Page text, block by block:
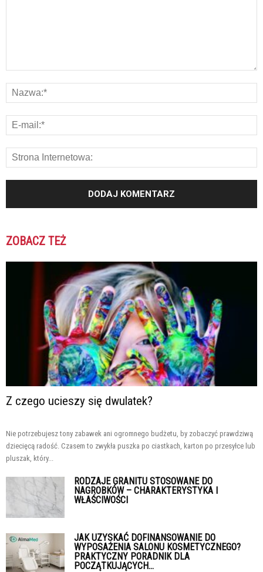
ZOBACZ TEŻ
Z czego ucieszy się dwulatek?
Nie potrzebujesz tony zabawek ani ogromnego budżetu, by zobaczyć prawdziwą
dziecięcą radość. Czasem to zwykła puszka po ciastkach, karton po przesyłce lub
pluszak, który...
RODZAJE GRANITU STOSOWANE DO
NAGROBKÓW – CHARAKTERYSTYKA I
WŁAŚCIWOŚCI
JAK UZYSKAĆ DOFINANSOWANIE DO
WYPOSAŻENIA SALONU KOSMETYCZNEGO?
PRAKTYCZNY PORADNIK DLA
POCZĄTKUJĄCYCH...